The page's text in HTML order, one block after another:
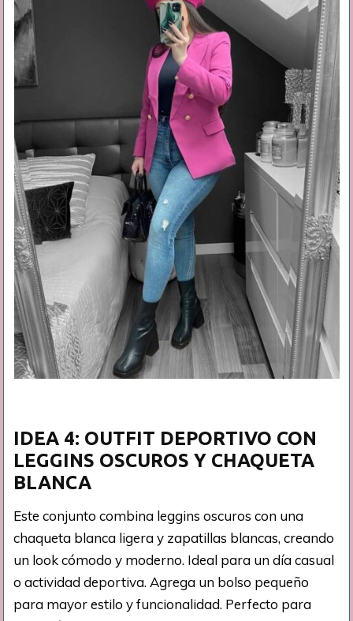
IDEA 4: OUTFIT DEPORTIVO CON
LEGGINS OSCUROS Y CHAQUETA
BLANCA
Este conjunto combina leggins oscuros con una
chaqueta blanca ligera y zapatillas blancas, creando
un look cómodo y moderno. Ideal para un día casual
o actividad deportiva. Agrega un bolso pequeño
para mayor estilo y funcionalidad. Perfecto para